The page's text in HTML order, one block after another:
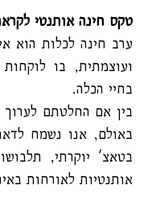
טקס חינה אותנטי
ערב חינה לכלות הוא
ועוצמתית, בו
בחיי הכלה.
בין אם החלטתם לערוך
באולם, אנו נשמח
בטאצ' יוקרתי,
אותנטיות לאורחות